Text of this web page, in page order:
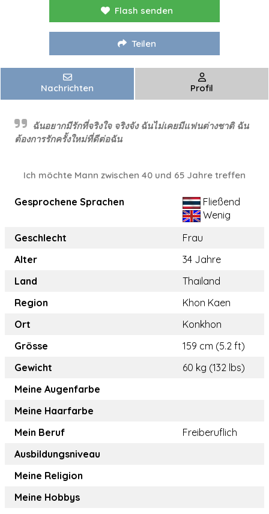
Flash senden
Teilen
Nachrichten Profil
ฉันอยากมีรักที่จริงใจ จริงจัง ฉันไม่เคยมีแฟนต่างชาติ ฉัน
ต้องการรักครั้งใหม่ที่ดีต่อฉัน
Ich möchte Mann zwischen 40 und 65 Jahre treffen
Gesprochene Sprachen
Fließend
Wenig
Geschlecht
Frau
Alter
34 Jahre
Land
Thailand
Region
Khon Kaen
Ort
Konkhon
Grösse
159 cm (5.2 ft)
Gewicht
60 kg (132 lbs)
Meine Augenfarbe
Meine Haarfarbe
Mein Beruf
Freiberuflich
Ausbildungsniveau
Meine Religion
Meine Hobbys